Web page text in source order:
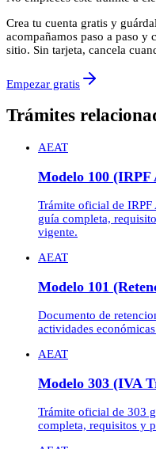
Crea tu cuenta gratis y
acompañamos paso a paso y
sitio. Sin tarjeta, cancela
Empezar gratis
Trámites
AEAT
Modelo 100 (IRPF
Trámite oficial de
guía completa,
vigente.
AEAT
Modelo 101
Documento de
actividades
AEAT
Modelo 303 (IVA
Trámite oficial de 303
completa, requisitos y